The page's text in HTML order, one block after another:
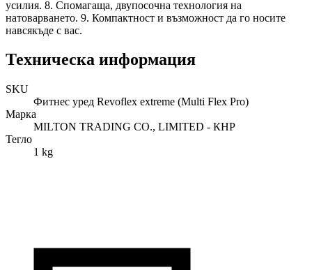
усилия. 8. Спомагаща, двупосочна технология на
натоварването. 9. Компактност и възможност да го носите
навсякъде с вас.
Техническа информация
SKU
Фитнес уред Revoflex extreme (Multi Flex Pro)
Марка
MILTON TRADING CO., LIMITED - КНР
Тегло
1 kg